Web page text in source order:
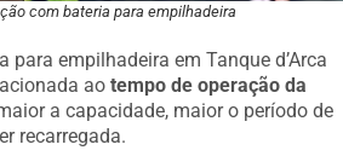
com bateria para empilhadeira
para empilhadeira em Tanque d’Arca
aotempo de operação da
a capacidade, maior o período de
recarregada.